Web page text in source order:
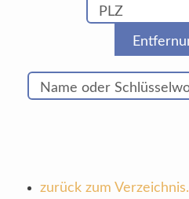
zurück zum Verzeichnis.